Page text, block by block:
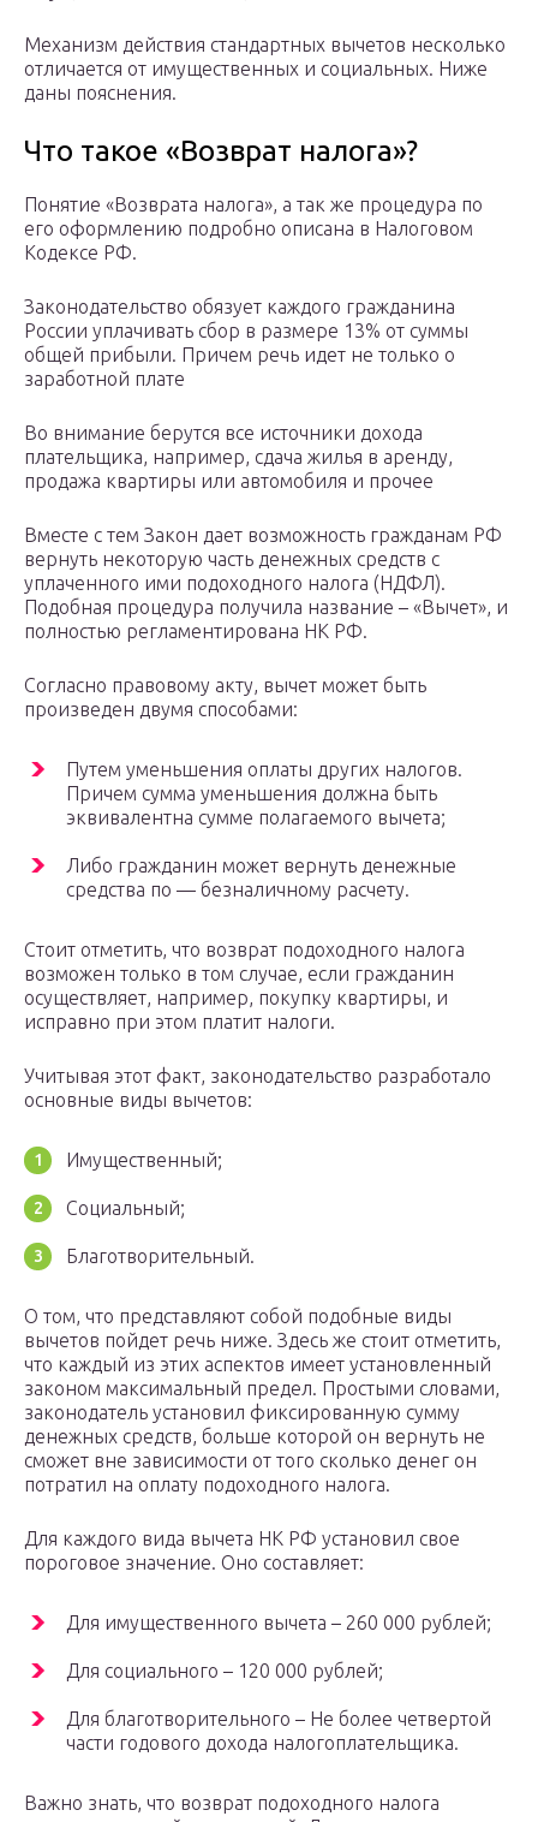
Механизм действия стандартных вычетов несколько
отличается от имущественных и социальных. Ниже
даны пояснения.
Что такое «Возврат налога»?
Понятие «Возврата налога», а так же процедура по
его оформлению подробно описана в Налоговом
Кодексе РФ.
Законодательство обязует каждого гражданина
России уплачивать сбор в размере 13% от суммы
общей прибыли. Причем речь идет не только о
заработной плате
Во внимание берутся все источники дохода
плательщика, например, сдача жилья в аренду,
продажа квартиры или автомобиля и прочее
Вместе с тем Закон дает возможность гражданам РФ
вернуть некоторую часть денежных средств с
уплаченного ими подоходного налога (НДФЛ).
Подобная процедура получила название – «Вычет», и
полностью регламентирована НК РФ.
Согласно правовому акту, вычет может быть
произведен двумя способами:
Путем уменьшения оплаты других налогов.
Причем сумма уменьшения должна быть
эквивалентна сумме полагаемого вычета;
Либо гражданин может вернуть денежные
средства по — безналичному расчету.
Стоит отметить, что возврат подоходного налога
возможен только в том случае, если гражданин
осуществляет, например, покупку квартиры, и
исправно при этом платит налоги.
Учитывая этот факт, законодательство разработало
основные виды вычетов:
Имущественный;
Социальный;
Благотворительный.
О том, что представляют собой подобные виды
вычетов пойдет речь ниже. Здесь же стоит отметить,
что каждый из этих аспектов имеет установленный
законом максимальный предел. Простыми словами,
законодатель установил фиксированную сумму
денежных средств, больше которой он вернуть не
сможет вне зависимости от того сколько денег он
потратил на оплату подоходного налога.
Для каждого вида вычета НК РФ установил свое
пороговое значение. Оно составляет:
Для имущественного вычета – 260 000 рублей;
Для социального – 120 000 рублей;
Для благотворительного – Не более четвертой
части годового дохода налогоплательщика.
Важно знать, что возврат подоходного налога